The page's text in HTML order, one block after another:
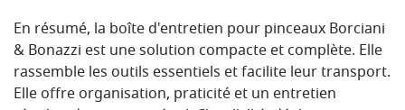
En résumé, la boîte d'entretien pour pinceaux Borciani
& Bonazzi est une solution compacte et complète. Elle
rassemble les outils essentiels et facilite leur transport.
Elle offre organisation, praticité et un entretien